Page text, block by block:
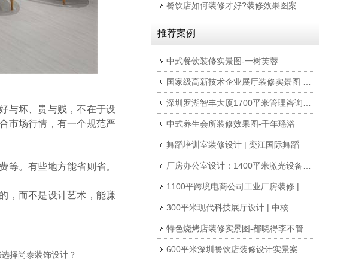
与坏 、贵与贱，不在于设
市场行情，有一个规范严
等。有些地方能省则省。
，而不是设计艺术 ，能赚
择尚泰装饰设计？
餐饮店如何装修才好?装修效果图案例解析
推荐案例
中式餐饮装修实景图-一树芙蓉
国家级高新技术企业展厅装修实景图 | 超频
深圳罗湖智丰大厦1700平米管理咨询公司写字楼办公室装修
中式养生会所装修效果图-千年瑶浴
舞蹈培训室装修设计 | 栾江国际舞蹈
厂房办公室设计：1400平米激光设备公司东莞办公楼厂房办公室装修
1100平跨境电商公司工业厂房装修 | 公狼网络
300平米现代科技展厅设计 | 中核
特色烧烤店装修实景图-都晓得李不管
600平米深圳餐饮店装修设计实景案例 | 稀客